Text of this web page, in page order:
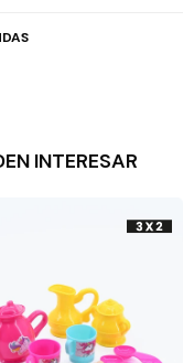
INTERESAR